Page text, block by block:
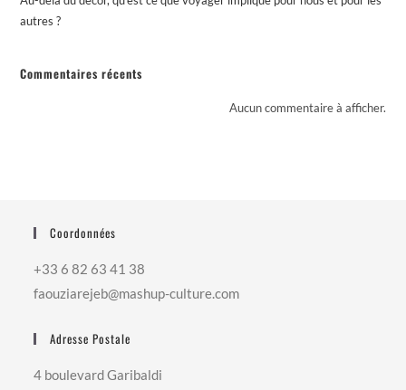
autres ?
Commentaires récents
Aucun commentaire à afficher.
Coordonnées
+33 6 82 63 41 38
faouziarejeb@mashup-culture.com​
Adresse Postale
4 boulevard Garibaldi